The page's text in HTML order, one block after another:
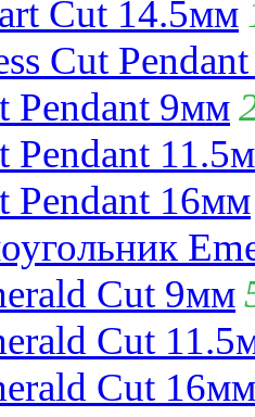
Cut 14.5мм
Cut
Pendant 9мм
Pendant
Pendant 16мм
Cut 9мм
Cut
Cut 16мм